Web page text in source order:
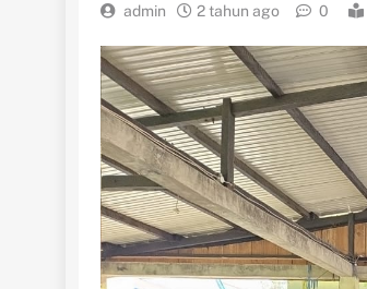
admin 2 tahun ago 0